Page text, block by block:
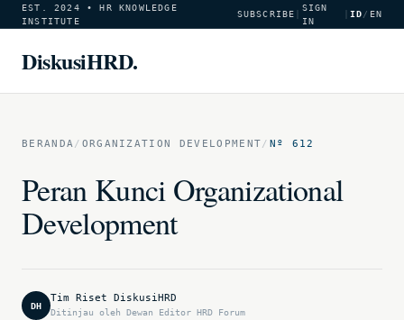
EST. 2024 • HR KNOWLEDGE
INSTITUTE
SUBSCRIBE
SIGN
IN
ID/ EN
DiskusiHRD.
BERANDA/ ORGANIZATION DEVELOPMENT/ Nº 612
Peran Kunci Organizational
Development
DH
Tim Riset DiskusiHRD
Ditinjau oleh Dewan Editor HRD Forum